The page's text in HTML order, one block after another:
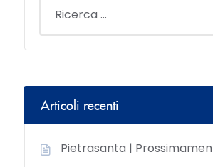
Articoli recenti
Pietrasanta |